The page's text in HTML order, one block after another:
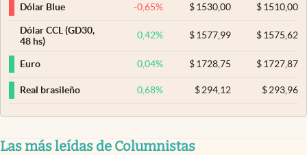
Dólar Blue -0,65% $ 1530,00 $1510,00
Dólar CCL (GD30,
48 hs)
0,42% $ 1577,99 $1575,62
Euro 0,04% $ 1728,75 $1727,87
Real brasileño 0,68% $ 294,12 $293,96
Las más leídas de Columnistas